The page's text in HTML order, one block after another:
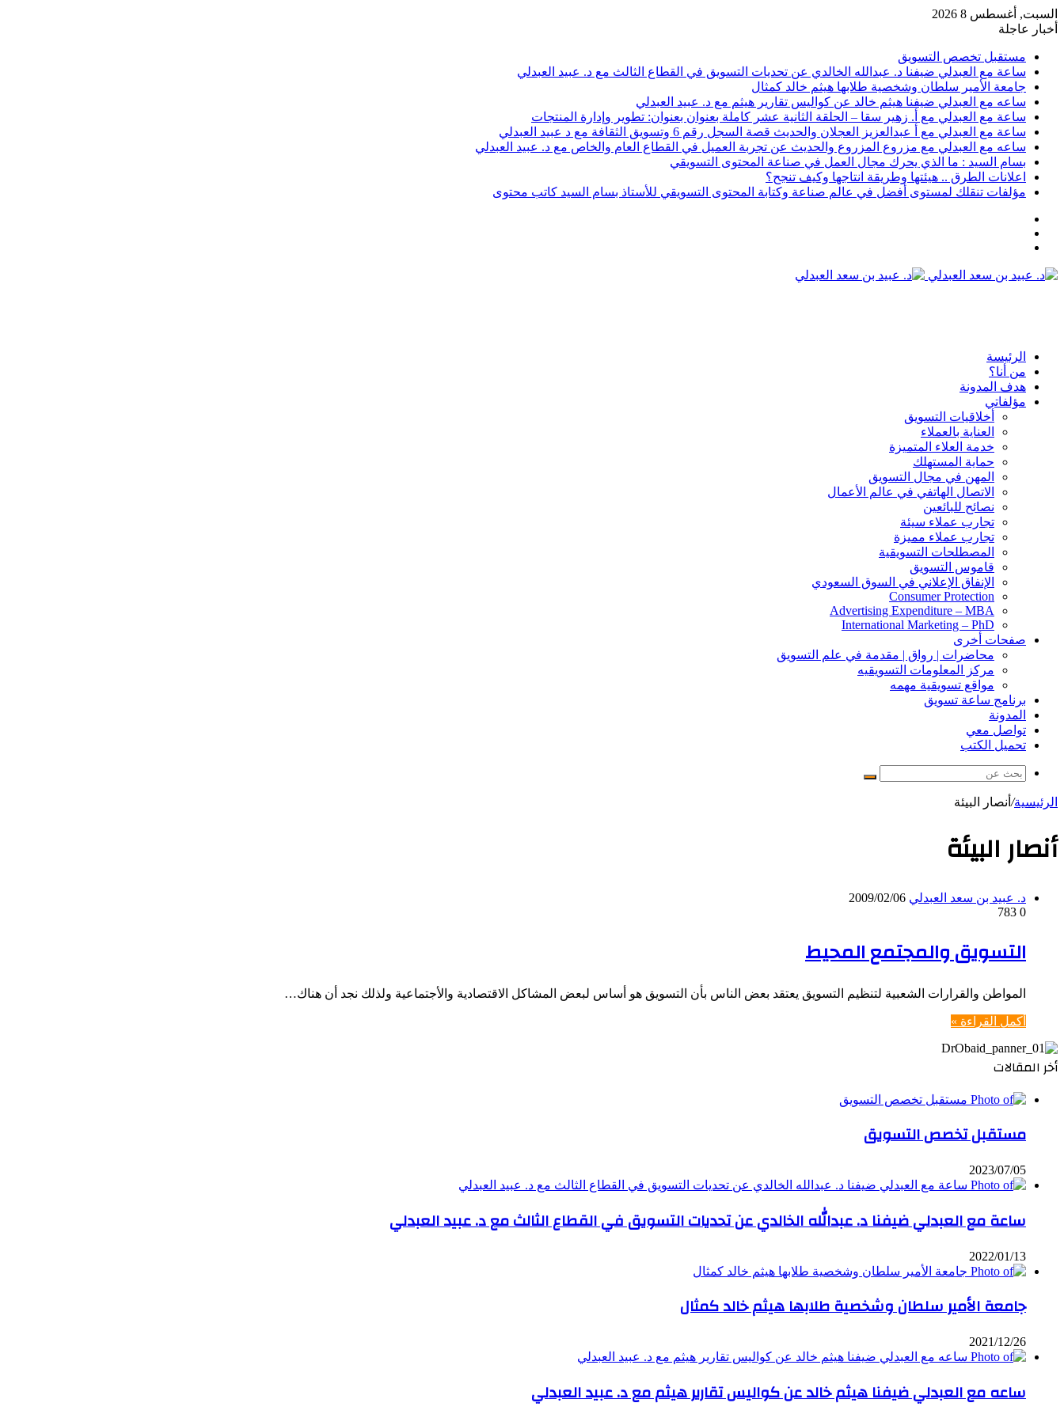
السبت, أغسطس 8 2026
أخبار عاجلة
مستقبل تخصص التسويق
ساعة مع العبدلي ضيفنا د. عبدالله الخالدي عن تحديات التسويق في القطاع الثالث مع د. عبيد العبدلي
جامعة الأمير سلطان وشخصية طلابها هيثم خالد كمثال
ساعه مع العبدلي ضيفنا هيثم خالد عن كواليس تقارير هيثم مع د. عبيد العبدلي
ساعة مع العبدلي مع أ. زهير سقا – الحلقة الثانية عشر كاملة بعنوان بعنوان: تطوير وإدارة المنتجات
ساعة مع العبدلي مع أ عبدالعزيز العجلان والحديث قصة السجل رقم 6 وتسويق الثقافة مع د عبيد العبدلي
ساعه مع العبدلي مع مزروع المزروع والحديث عن تجربة العميل في القطاع العام والخاص مع د. عبيد العبدلي
بسام السيد : ما الذي يحرك مجال العمل في صناعة المحتوى التسويقي
اعلانات الطرق .. هيئتها وطريقة انتاجها وكيف تنجح؟
مؤلفات تنقلك لمستوى أفضل في عالم صناعة وكتابة المحتوى التسويقي للأستاذ بسام السيد كاتب محتوى
القائمة
الرئيسة
من أنا؟
هدف المدونة
مؤلفاتي
أخلاقيات التسويق
العناية بالعملاء
خدمة العلاء المتميزة
حماية المستهلك
المهن في مجال التسويق
الاتصال الهاتفي في عالم الأعمال
نصائح للبائعين
تجارب عملاء سيئة
تجارب عملاء مميزة
المصطلحات التسويقية
قاموس التسويق
الإنفاق الإعلاني في السوق السعودي
Consumer Protection
Advertising Expenditure – MBA
International Marketing – PhD
صفحات أخرى
محاضرات | رواق | مقدمة في علم التسويق
مركز المعلومات التسويقيه
مواقع تسويقية مهمه
برنامج ساعة تسويق
المدونة
تواصل معي
تحميل الكتب
بحث
الرئيسية/ أنصار البيئة
أنصار البيئة
د. عبيد بن سعد العبدلي 2009/02/06
0
التسويق والمجتمع المحيط
المواطن والقرارات الشعبية لتنظيم التسويق يعتقد بعض الناس بأن التسويق هو أساس لبعض المشاكل الاقتصادية والأجتماعية ولذلك نجد أن هناك…
أكمل القراءة »
أخر المقالات
مستقبل تخصص التسويق
2023/07/05
ساعة مع العبدلي ضيفنا د. عبدالله الخالدي عن تحديات التسويق في القطاع الثالث مع د. عبيد العبدلي
2022/01/13
جامعة الأمير سلطان وشخصية طلابها هيثم خالد كمثال
2021/12/26
ساعه مع العبدلي ضيفنا هيثم خالد عن كواليس تقارير هيثم مع د. عبيد العبدلي